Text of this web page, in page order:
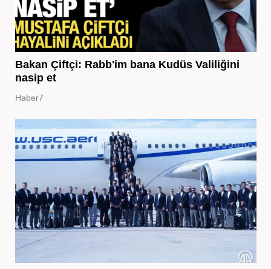
Bakan Çiftçi: Rabb'im bana Kudüs Valiliğini
nasip et
Haber7